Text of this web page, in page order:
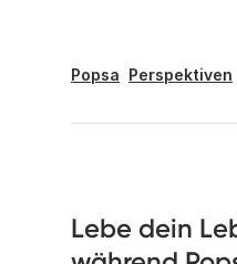
Popsa Perspektiven
Lebe dein